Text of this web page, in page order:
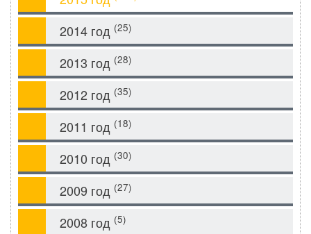
2014 год (25)
2013 год (28)
2012 год (35)
2011 год (18)
2010 год (30)
2009 год (27)
2008 год (5)